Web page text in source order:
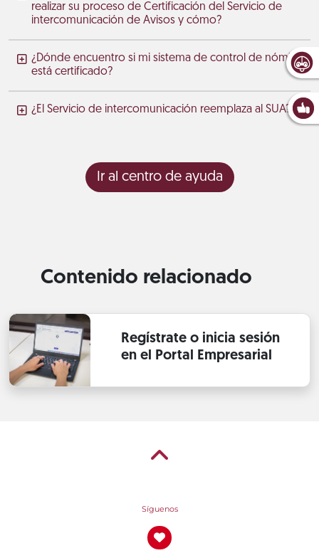
realizar su proceso de Certificación del Servicio de
intercomunicación de Avisos y cómo?
¿Dónde encuentro si mi sistema de control de nómina
está certificado?
¿El Servicio de intercomunicación reemplaza al SUA?
Ir al centro de ayuda
Contenido relacionado
Regístrate o inicia sesión
en el Portal Empresarial
Síguenos